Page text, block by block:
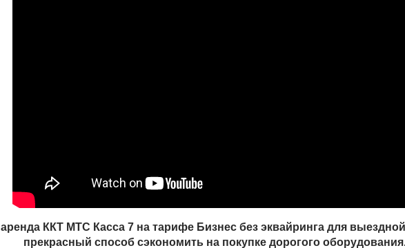
аренда ККТ МТС Касса 7 на тарифе Бизнес без эквайринга для
прекрасный способ сэкономить на покупке дорогого